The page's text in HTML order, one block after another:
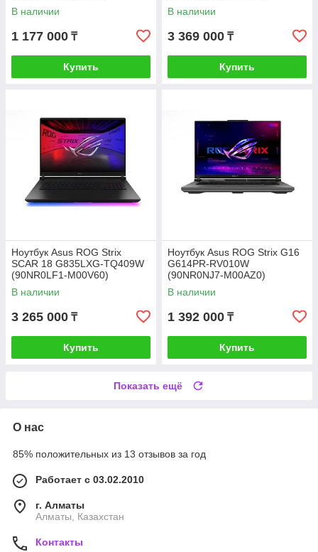
В наличии
1 177 000 ₸
Купить
В наличии
3 369 000 ₸
Купить
Ноутбук Asus ROG Strix
SCAR 18 G835LXG-TQ409W
(90NR0LF1-M00V60)
В наличии
3 265 000 ₸
Купить
Ноутбук Asus ROG Strix G16
G614PR-RV010W
(90NR0NJ7-M00AZ0)
В наличии
1 392 000 ₸
Купить
Показать ещё
О нас
85% положительных из 13 отзывов за год
Работает с 03.02.2010
г. Алматы
Алматы, Казахстан
Контакты